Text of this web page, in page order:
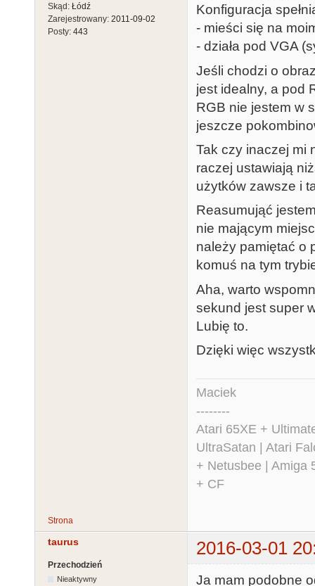
Skąd: Łódź
Zarejestrowany: 2011-09-02
Posty: 443
Konfiguracja
- mieści się na
- działa pod VGA
Jeśli chodzi o
jest idealny, a pod
RGB nie jestem w
jeszcze
Tak czy inaczej mi
raczej ustawiają
użytków zawsze i
Reasumująć
nie mającym
należy pamiętać o
komuś na tym
Aha, warto
sekund jest super
Lubię to.
Dzięki więc
Maciek
--------
Atari 65XE +
UltraSatan | Atari
+ Netusbee | Amiga
+ CF
Strona
taurus 2016-03-01
Przechodzień
Nieaktywny Ja mam podobne